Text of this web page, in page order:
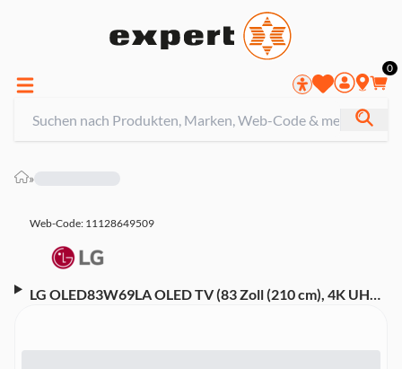
0
»
Web-Code: 11128649509
LG OLED83W69LA OLED TV (83 Zoll (210 cm), 4K UHD,